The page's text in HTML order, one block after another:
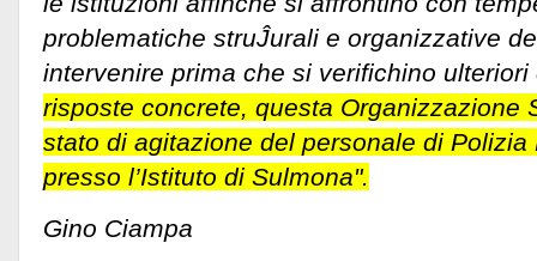
problematiche struĴurali e organizzative
intervenire prima che si verifichino
risposte concrete, questa Organizzazione
stato di agitazione del personale di
presso l’Istituto di Sulmona".
Gino Ciampa